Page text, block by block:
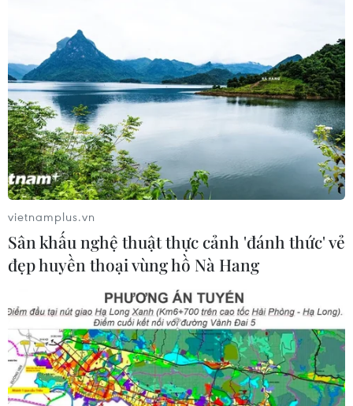
Siết giám định, kiểm soát chặt chi
phí khám chữa bệnh bảo hiểm y tế
02/08/2026 10:10
Điều trị hiệu quả ca ung thư phổi
mang đồng thời hai đột biến gen
hiếm gặp
02/08/2026 05:58
toàn quốc đạt 100% vào năm 2030
02/08/2026 04:54
Tạo đột phá từ y tế cơ sở đến phát
vietnamplus.vn
Sân khấu nghệ thuật thực cảnh 'đánh thức' vẻ
đẹp huyền thoại vùng hồ Nà Hang